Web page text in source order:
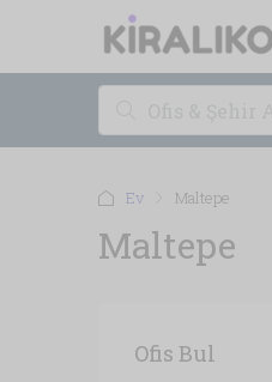
Ev Maltepe
Maltepe
Ofis Bul